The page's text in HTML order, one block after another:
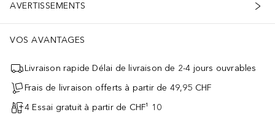
AVERTISSEMENTS
VOS AVANTAGES
Livraison rapide Délai de livraison de 2-4 jours ouvrables
Frais de livraison offerts à partir de 49,95 CHF
4 Essai gratuit à partir de CHF¹ 10